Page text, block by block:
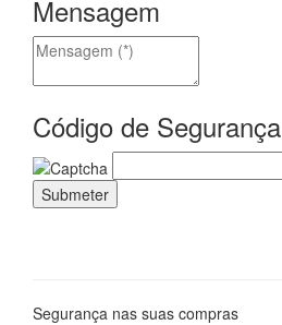
Mensagem
Código de Segurança
Segurança nas suas compras